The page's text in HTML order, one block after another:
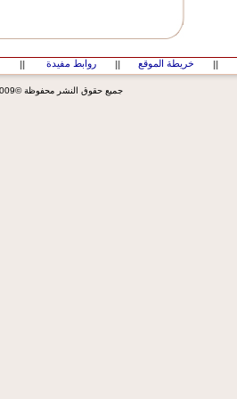
|| خريطة الموقع || روابط مفيدة ||
جميع حقوق النشر محفوظة ©2009بلدية تونس